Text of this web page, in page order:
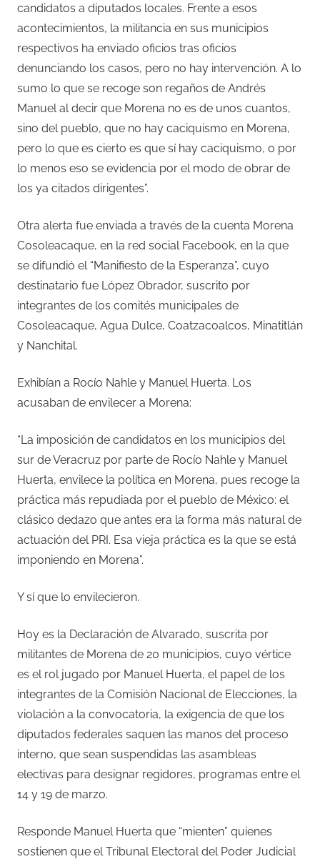
candidatos a diputados locales. Frente a esos
acontecimientos, la militancia en sus municipios
respectivos ha enviado oficios tras oficios
denunciando los casos, pero no hay intervención. A lo
sumo lo que se recoge son regaños de Andrés
Manuel al decir que Morena no es de unos cuantos,
sino del pueblo, que no hay caciquismo en Morena,
pero lo que es cierto es que sí hay caciquismo, o por
lo menos eso se evidencia por el modo de obrar de
los ya citados dirigentes”.
Otra alerta fue enviada a través de la cuenta Morena
Cosoleacaque, en la red social Facebook, en la que
se difundió el “Manifiesto de la Esperanza”, cuyo
destinatario fue López Obrador, suscrito por
integrantes de los comités municipales de
Cosoleacaque, Agua Dulce, Coatzacoalcos, Minatitlán
y Nanchital.
Exhibían a Rocío Nahle y Manuel Huerta. Los
acusaban de envilecer a Morena:
“La imposición de candidatos en los municipios del
sur de Veracruz por parte de Rocío Nahle y Manuel
Huerta, envilece la política en Morena, pues recoge la
práctica más repudiada por el pueblo de México: el
clásico dedazo que antes era la forma más natural de
actuación del PRI. Esa vieja práctica es la que se está
imponiendo en Morena”.
Y sí que lo envilecieron.
Hoy es la Declaración de Alvarado, suscrita por
militantes de Morena de 20 municipios, cuyo vértice
es el rol jugado por Manuel Huerta, el papel de los
integrantes de la Comisión Nacional de Elecciones, la
violación a la convocatoria, la exigencia de que los
diputados federales saquen las manos del proceso
interno, que sean suspendidas las asambleas
electivas para designar regidores, programas entre el
14 y 19 de marzo.
Responde Manuel Huerta que “mienten” quienes
sostienen que el Tribunal Electoral del Poder Judicial